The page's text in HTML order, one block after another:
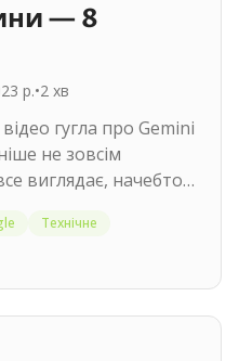
— 8
р.•2 хв
гугла про Gemini
не зовсім
виглядає, начебто
Технічне